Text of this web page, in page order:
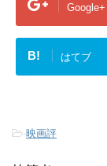
Google+
B! はてブ
-映画評